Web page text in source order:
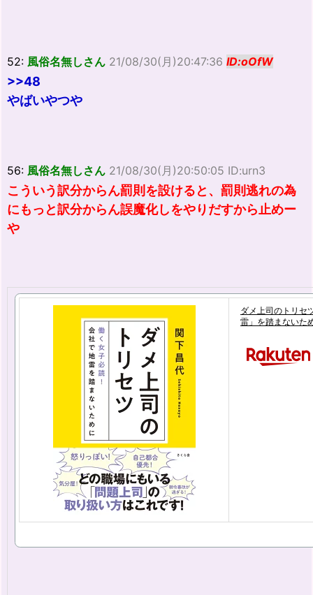
52: 風俗名無しさん 21/08/30(月)20:47:36 ID:oOfW
>>48
やばいやつや
56: 風俗名無しさん 21/08/30(月)20:50:05 ID:urn3
こういう訳分からん罰則を設けると、罰則逃れの為
にもっと訳分からん誤魔化しをやりだすから止めー
や
ダメ上司のトリセ
雷」を踏まないた